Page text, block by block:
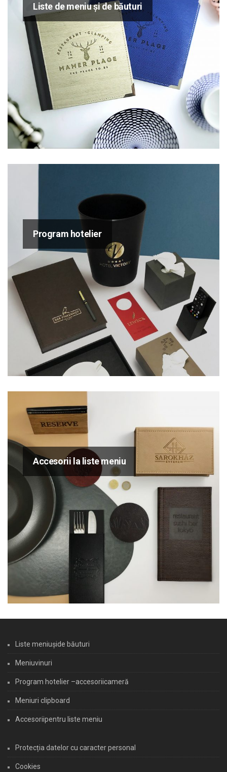
Liste de meniu și de băuturi
Program hotelier
Accesorii la liste meniu
Liste meniușide băuturi
Meniuvinuri
Program hotelier –accesoriicameră
Meniuri clipboard
Accesoriipentru liste meniu
Protecția datelor cu caracter personal
Cookies